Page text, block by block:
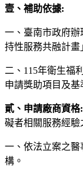
壹、補助依據:
一、臺南市政府辦
持性服務共融計畫
二、115年衛生福
申請獎助項目及基
貳、申請廠商資格:
礙者相關服務經
一、依法立案之
構。